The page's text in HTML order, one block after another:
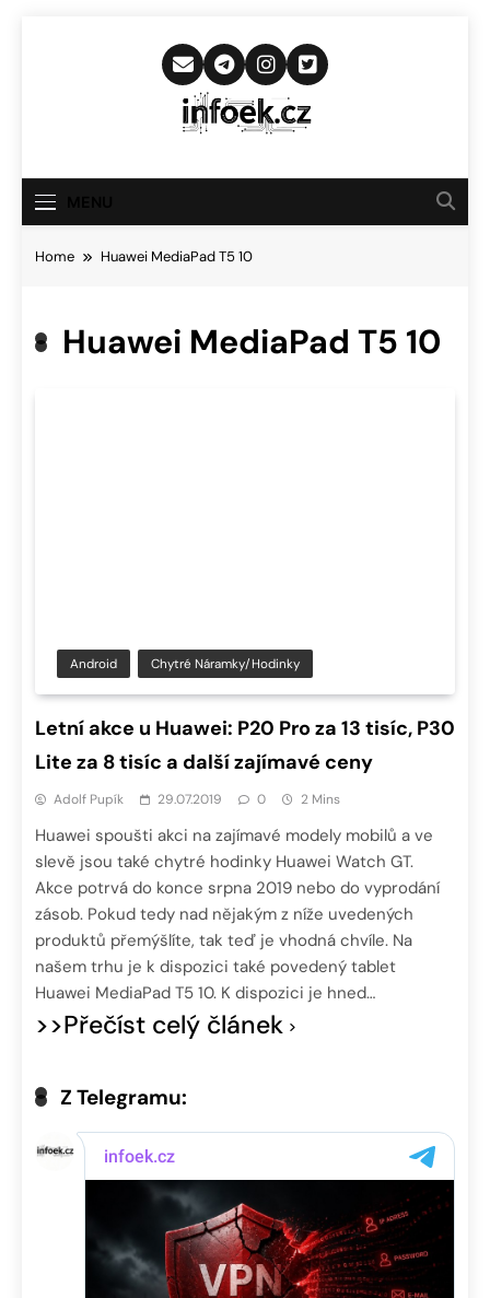
Infoek.cz
Novinkám
Home Huawei MediaPad T5 10
Huawei MediaPad T5 10
Android Chytré Náramky/hodinky
Letní akce u Huawei: P20 Pro za 13 tisíc, P30
Lite za 8 tisíc a další zajímavé ceny
Adolf Pupík 29.07.2019 0 2 Mins
Huawei spoušti akci na zajímavé modely mobilů a ve
slevě jsou také chytré hodinky Huawei Watch GT.
Akce potrvá do konce srpna 2019 nebo do vyprodání
zásob. Pokud tedy nad nějakým z níže uvedených
produktů přemýšlíte, tak teď je vhodná chvíle. Na
našem trhu je k dispozici také povedený tablet
Huawei MediaPad T5 10. K dispozici je hned…
>>Přečíst celý článek
Z Telegramu: